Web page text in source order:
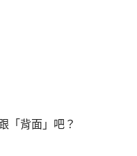
「背面」吧？